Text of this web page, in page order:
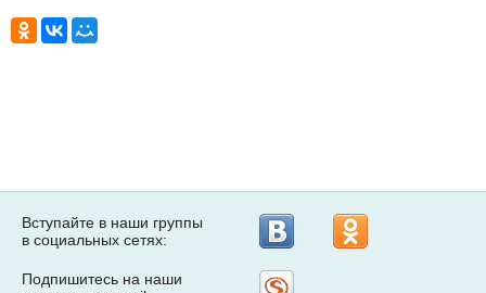
Вступайте в наши группы
в социальных сетях:
Подпишитесь на наши